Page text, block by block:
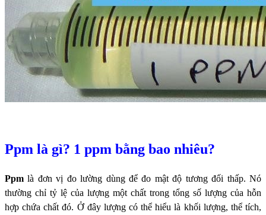
Ppm là gì? 1 ppm bằng bao nhiêu?
Ppm là đơn vị đo lường dùng để đo mật độ tương đối thấp. Nó
thường chỉ tỷ lệ của lượng một chất trong tổng số lượng của hỗn
hợp chứa chất đó. Ở đây lượng có thể hiểu là khối lượng, thể tích,